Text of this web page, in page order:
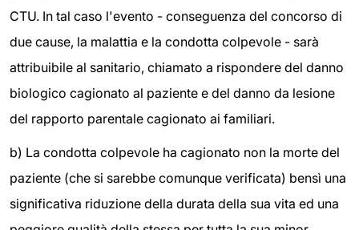
CTU. In tal caso l'evento - conseguenza del concorso di
due cause, la malattia e la condotta colpevole - sarà
attribuibile al sanitario, chiamato a rispondere del danno
biologico cagionato al paziente e del danno da lesione
del rapporto parentale cagionato ai familiari.
b) La condotta colpevole ha cagionato non la morte del
paziente (che si sarebbe comunque verificata) bensì una
significativa riduzione della durata della sua vita ed una